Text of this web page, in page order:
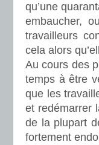
qu’une
embaucher,
travailleurs
cela alors
Au cours des
temps à être
que les
et redémarrer
de la plupart
fortement